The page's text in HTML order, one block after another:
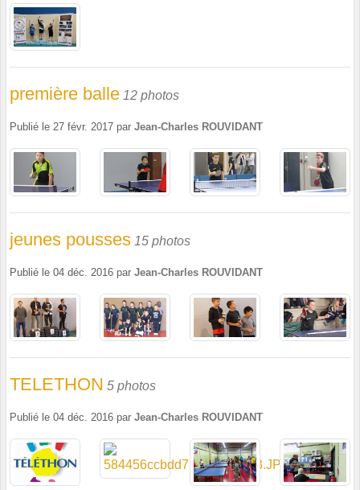
première balle 12 photos
Publié le 27 févr. 2017 par Jean-Charles ROUVIDANT
jeunes pousses 15 photos
Publié le 04 déc. 2016 par Jean-Charles ROUVIDANT
TELETHON 5 photos
Publié le 04 déc. 2016 par Jean-Charles ROUVIDANT